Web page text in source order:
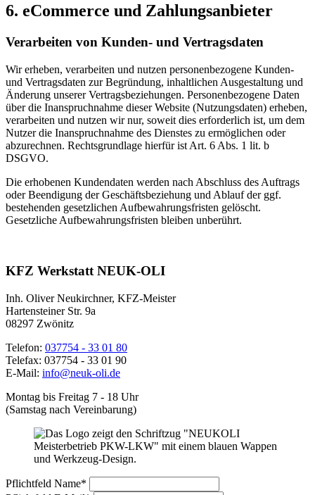
6. eCommerce und Zahlungs­anbieter
Verarbeiten von Kunden- und Vertragsdaten
Wir erheben, verarbeiten und nutzen personenbezogene Kunden-
und Vertragsdaten zur Begründung, inhaltlichen Ausgestaltung und
Änderung unserer Vertragsbeziehungen. Personenbezogene Daten
über die Inanspruchnahme dieser Website (Nutzungsdaten) erheben,
verarbeiten und nutzen wir nur, soweit dies erforderlich ist, um dem
Nutzer die Inanspruchnahme des Dienstes zu ermöglichen oder
abzurechnen. Rechtsgrundlage hierfür ist Art. 6 Abs. 1 lit. b
DSGVO.
Die erhobenen Kundendaten werden nach Abschluss des Auftrags
oder Beendigung der Geschäftsbeziehung und Ablauf der ggf.
bestehenden gesetzlichen Aufbewahrungsfristen gelöscht.
Gesetzliche Aufbewahrungsfristen bleiben unberührt.
KFZ Werkstatt NEUK-OLI
Inh. Oliver Neukirchner, KFZ-Meister
Hartensteiner Str. 9a
08297 Zwönitz
Telefon: 037754 - 33 01 80
Telefax: 037754 - 33 01 90
E-Mail: info@neuk-oli.de
Montag bis Freitag 7 - 18 Uhr
(Samstag nach Vereinbarung)
Pflichtfeld Name*